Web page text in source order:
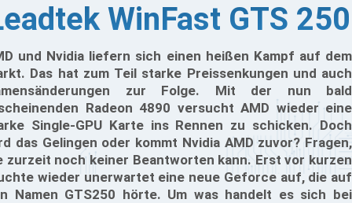
WinFast GTS 250
und Nvidia liefern sich einen heißen Kampf auf dem
Das hat zum Teil starke Preissenkungen und auch
zur Folge. Mit der nun bald
Radeon 4890 versucht AMD wieder eine
Single-GPU Karte ins Rennen zu schicken. Doch
das Gelingen oder kommt Nvidia AMD zuvor? Fragen,
zurzeit noch keiner Beantworten kann. Erst vor kurzen
wieder unerwartet eine neue Geforce auf, die auf
Namen GTS250 hörte. Um was handelt es sich bei